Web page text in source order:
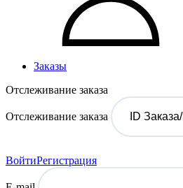
Заказы
Отслеживание заказа
Отслеживание заказа
ВойтиРегистрация